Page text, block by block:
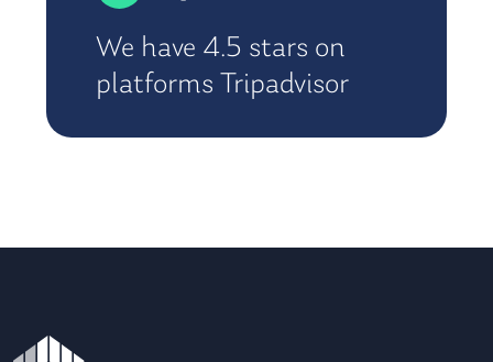
We have 4.5 stars on
platforms Tripadvisor